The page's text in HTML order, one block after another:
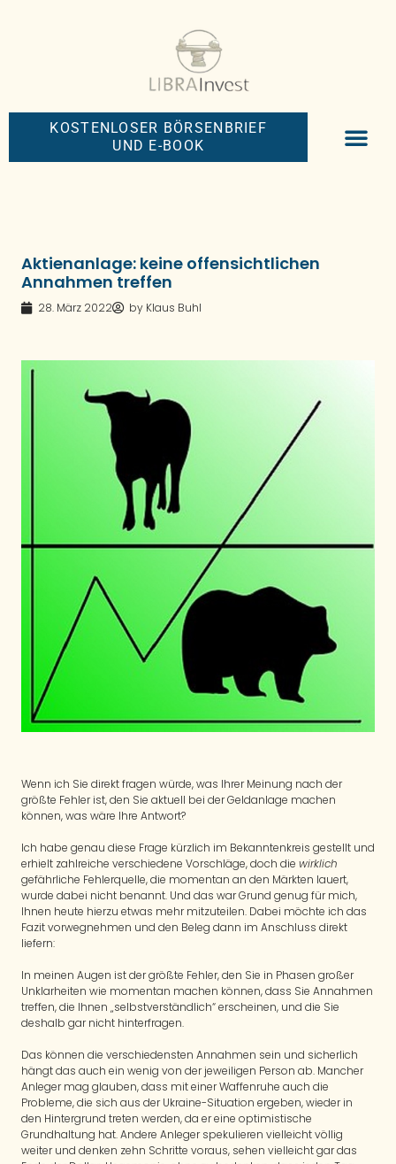
KOSTENLOSER BÖRSENBRIEF
UND E-BOOK
Aktienanlage: keine offensichtlichen
Annahmen treffen
28. März 2022 by Klaus Buhl
Wenn ich Sie direkt fragen würde, was Ihrer Meinung nach der
größte Fehler ist, den Sie aktuell bei der Geldanlage machen
können, was wäre Ihre Antwort?
Ich habe genau diese Frage kürzlich im Bekanntenkreis gestellt und
erhielt zahlreiche verschiedene Vorschläge, doch die wirklich
gefährliche Fehlerquelle, die momentan an den Märkten lauert,
wurde dabei nicht benannt. Und das war Grund genug für mich,
Ihnen heute hierzu etwas mehr mitzuteilen. Dabei möchte ich das
Fazit vorwegnehmen und den Beleg dann im Anschluss direkt
liefern:
In meinen Augen ist der größte Fehler, den Sie in Phasen großer
Unklarheiten wie momentan machen können, dass Sie Annahmen
treffen, die Ihnen „selbstverständlich“ erscheinen, und die Sie
deshalb gar nicht hinterfragen.
Das können die verschiedensten Annahmen sein und sicherlich
hängt das auch ein wenig von der jeweiligen Person ab. Mancher
Anleger mag glauben, dass mit einer Waffenruhe auch die
Probleme, die sich aus der Ukraine-Situation ergeben, wieder in
den Hintergrund treten werden, da er eine optimistische
Grundhaltung hat. Andere Anleger spekulieren vielleicht völlig
weiter und denken zehn Schritte voraus, sehen vielleicht gar das